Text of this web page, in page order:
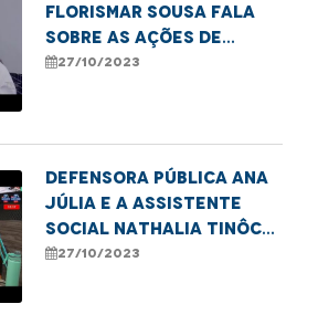
Florismar Sousa fala
sobre as ações de
combate ao sub-
27/10/2023
Defensora pública Ana
Júlia e a assistente
social Nathalia Tinôco
falam sobre mutirão de
27/10/2023